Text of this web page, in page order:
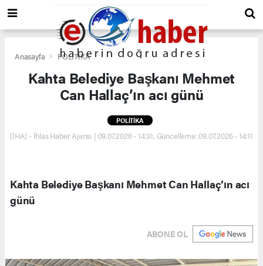
Anasayfa POLİTİKA
Kahta Belediye Başkanı Mehmet
Can Hallaç’ın acı günü
POLİTİKA
(İHA) - İhlas Haber Ajansı | 09.07.2026 - 14:31, Güncelleme: 09.07.2026 - 14:11
Kahta Belediye Başkanı Mehmet Can Hallaç’ın acı
günü
ABONE OL